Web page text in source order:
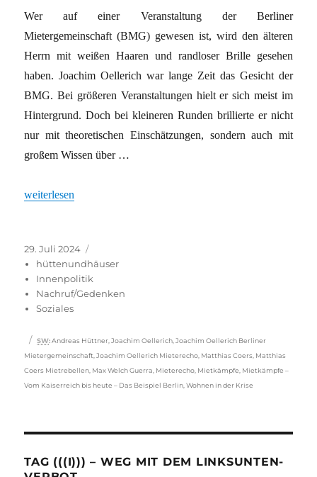
Wer auf einer Veranstaltung der Berliner
Mietergemeinschaft (BMG) gewesen ist, wird den älteren
Herrn mit weißen Haaren und randloser Brille gesehen
haben. Joachim Oellerich war lange Zeit das Gesicht der
BMG. Bei größeren Veranstaltungen hielt er sich meist im
Hintergrund. Doch bei kleineren Runden brillierte er nicht
nur mit theoretischen Einschätzungen, sondern auch mit
großem Wissen über …
„Joachim Oellerich: Bedingungslos auf Seiten der Mieter“
weiterlesen
Veröffentlicht
am
29. Juli 2024
hüttenundhäuser
Innenpolitik
Nachruf/Gedenken
Soziales
Schlagwörter
SW: Andreas Hüttner ,Joachim Oellerich ,Joachim Oellerich Berliner
Mietergemeinschaft ,Joachim Oellerich Mieterecho Matthias Coers Matthias
Coers Mietrebellen Max Welch Guerra Mieterecho Mietkämpfe Mietkämpfe –
Vom Kaiserreich bis heute – Das Beispiel Berlin ,Wohnen in der Krise
TAG (((I))) – WEG MIT DEM LINKSUNTEN-